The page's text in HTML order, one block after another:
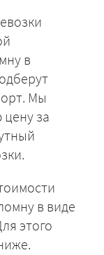
в
Мы
за
в виде
этого